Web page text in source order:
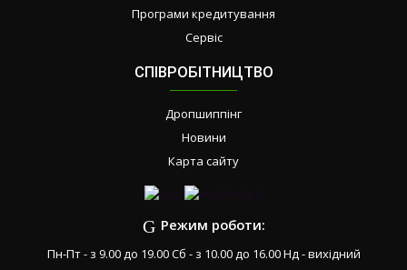
Програми кредитування
Сервіс
СПІВРОБІТНИЦТВО
Дропшиппінг
Новини
Карта сайту
Режим роботи:
Пн-Пт - з 9.00 до 19.00 Сб - з 10.00 до 16.00 Нд - вихідний